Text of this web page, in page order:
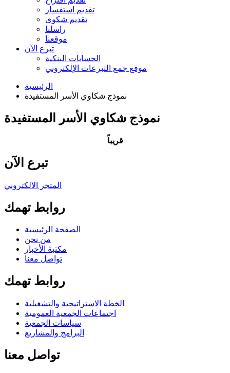
تقديم استفسار
تقديم شكوى
راسلنا
موقعنا
تبرع الآن
الحسابات البنكية
موقع جمع التبرعات الإلكتروني
الرئيسية
نموذج شكاوي الأسر المستفيدة
نموذج شكاوي الأسر المستفيدة
قريباً
تبرع الآن
المتجر الالكتروني
روابط تهمك
الصفحة الرئيسية
من نحن
مكتبة الأخبار
تواصل معنا
روابط تهمك
الخطة الاستراتيجية والتشغيلية
اجتماعات الجمعية العمومية
سياسات الجمعية
البرامج والمشاريع
تواصل معنا